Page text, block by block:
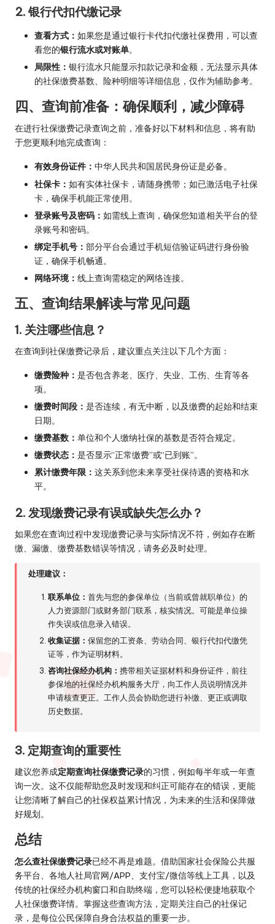
2. 银行代扣代缴记录
查看方式： 如果您是通过银行卡代扣代缴社保费用，可以查
看您的银行流水或对账单。
局限性： 银行流水只能显示扣款记录和金额，无法显示具体
的社保缴费基数、险种明细等详细信息，仅作为辅助参考。
四、查询前准备：确保顺利，减少障碍
在进行社保缴费记录查询之前，准备好以下材料和信息，将有助
于您更顺利地完成查询：
有效身份证件： 中华人民共和国居民身份证是必备。
社保卡： 如有实体社保卡，请随身携带；如已激活电子社保
卡，确保手机能正常使用。
登录账号及密码： 如需线上查询，确保您知道相关平台的登
录账号和密码。
绑定手机号： 部分平台会通过手机短信验证码进行身份验
证，确保手机畅通。
网络环境： 线上查询需稳定的网络连接。
五、查询结果解读与常见问题
1. 关注哪些信息？
在查询到社保缴费记录后，建议重点关注以下几个方面：
缴费险种： 是否包含养老、医疗、失业、工伤、生育等各
项。
缴费时间段： 是否连续，有无中断，以及缴费的起始和结束
日期。
缴费基数： 单位和个人缴纳社保的基数是否符合规定。
缴费状态： 是否显示“正常缴费”或“已到账”。
累计缴费年限： 这关系到您未来享受社保待遇的资格和水
平。
2. 发现缴费记录有误或缺失怎么办？
如果您在查询过程中发现缴费记录与实际情况不符，例如存在断
缴、漏缴、缴费基数错误等情况，请务必及时处理。
处理建议：
联系单位：首先与您的参保单位（当前或曾就职单位）的
人力资源部门或财务部门联系，核实情况。可能是单位操
作失误或信息录入错误。
收集证据：保留您的工资条、劳动合同、银行代扣代缴凭
证等，作为证明材料。
咨询社保经办机构：携带相关证据材料和身份证件，前往
参保地的社保经办机构服务大厅，向工作人员说明情况并
申请核查更正。工作人员会协助您进行补缴、更正或调取
历史数据。
3. 定期查询的重要性
建议您养成定期查询社保缴费记录的习惯，例如每半年或一年查
询一次。这不仅能帮助您及时发现和纠正可能存在的错误，更能
让您清晰了解自己的社保权益累计情况，为未来的生活和保障做
好规划。
总结
怎么查社保缴费记录已经不再是难题。借助国家社会保险公共服
务平台、各地人社局官网/APP、支付宝/微信等线上工具，以及
传统的社保经办机构窗口和自助终端，您可以轻松便捷地获取个
人社保缴费详情。掌握这些查询方法，定期关注自己的社保记
录，是每位公民保障自身合法权益的重要一步。